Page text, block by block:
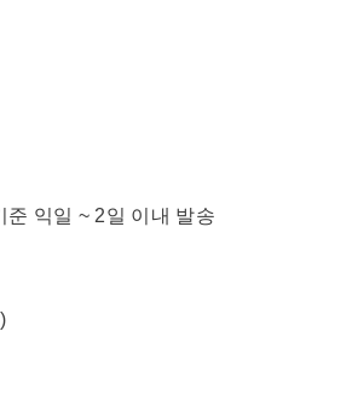
준 익일 ~ 2일 이내 발송